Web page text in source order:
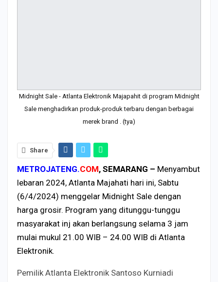
Midnight Sale - Atlanta Elektronik Majapahit di program Midnight
Sale menghadirkan produk-produk terbaru dengan berbagai
merek brand . (tya)
Share
METROJATENG.COM, SEMARANG – Menyambut
lebaran 2024, Atlanta Majahati hari ini, Sabtu
(6/4/2024) menggelar Midnight Sale dengan
harga grosir. Program yang ditunggu-tunggu
masyarakat inj akan berlangsung selama 3 jam
mulai mukul 21.00 WIB – 24.00 WIB di Atlanta
Elektronik.
Pemilik Atlanta Elektronik Santoso Kurniadi